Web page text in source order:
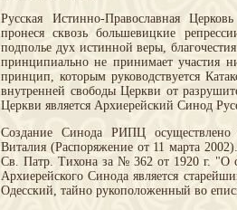
Русская Истинно-Православная
пронеся сквозь большевицкие
подполье дух истинной веры,
принципиально не принимает участия
принцип, которым руководствуется
внутренней свободы Церкви от
Церкви является Архиерейский Синод
Создание Синода РИПЦ
Виталия (Распоряжение от 11 марта
Св. Патр. Тихона за № 362 от 1920 г. "О
Архиерейского Синода является
Одесский, тайно рукоположенный во